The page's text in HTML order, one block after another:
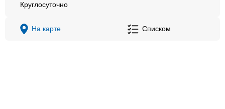
Круглосуточно
На карте Списком